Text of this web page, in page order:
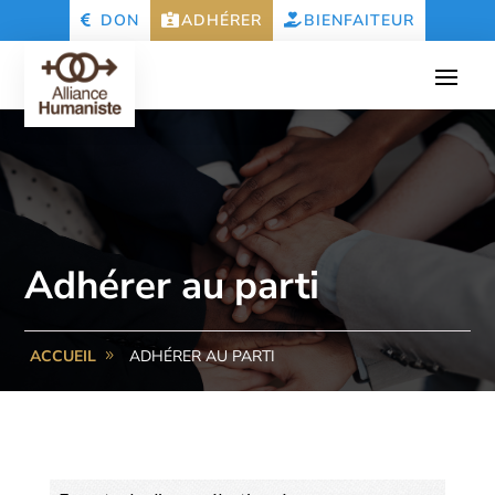
DON ADHÉRER BIENFAITEUR
Adhérer au parti
ACCUEIL ADHÉRER AU PARTI